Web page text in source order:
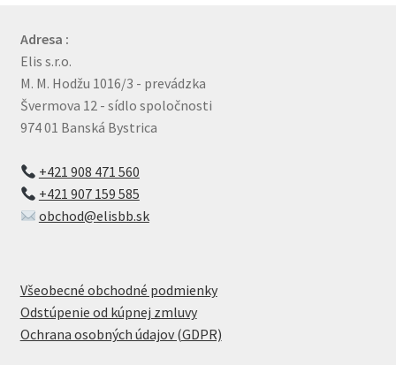
Adresa :
Elis s.r.o.
M. M. Hodžu 1016/3 - prevádzka
Švermova 12 - sídlo spoločnosti
974 01 Banská Bystrica
+421 908 471 560
+421 907 159 585
obchod@elisbb.sk
Všeobecné obchodné podmienky
Odstúpenie od kúpnej zmluvy
Ochrana osobných údajov (GDPR)